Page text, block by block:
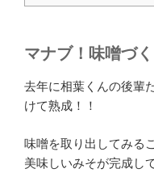
マナブ！味噌づく
去年に相葉くんの後輩
けて熟成！！
味噌を取り出してみる
美味しいみそが完成し